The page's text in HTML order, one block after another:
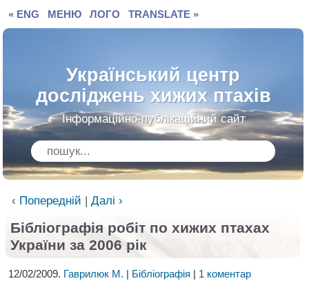
« ENG МЕНЮ ЛОГО TRANSLATE »
Український центр
досліджень хижих птахів
Інформаційно-публікаційний сайт
‹ Попередній | Далі ›
Бібліографія робіт по хижих птахах
України за 2006 рік
12/02/2009. Гаврилюк М. | Бібліографія | 1 коментар